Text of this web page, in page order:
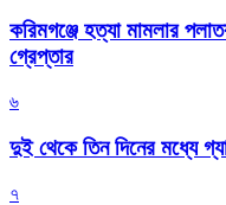
করিমগঞ্জে হত্যা মামলার
গ্রেপ্তার
৬
দুই থেকে তিন দিনের মধ্যে
৭